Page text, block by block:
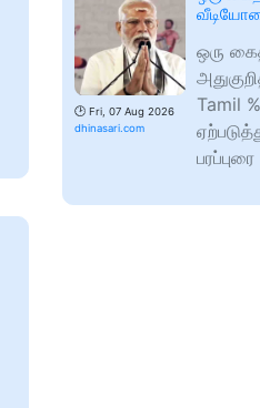
🕑 Fri, 07 Aug 2026
dhinasari.com
ஒரு
Tamil
பரப்புரை